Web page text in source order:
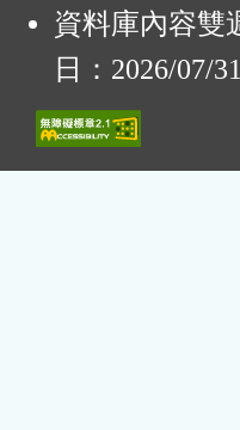
資料庫內容雙
日：2026/07/31